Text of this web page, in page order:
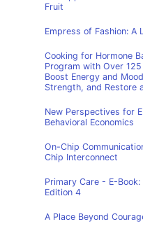
Fruit
Empress of Fashion: A
Cooking for Hormone
Program with Over
Boost Energy and
Strength, and Restore
New Perspectives for
Behavioral Economics
On-Chip
Chip Interconnect
Primary Care - E-
Edition 4
A Place Beyond